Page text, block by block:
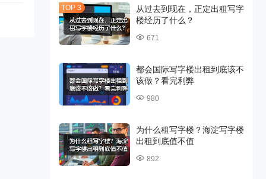
从过去到现在，正定出租写字
楼经历了什么？
671
都会国际写字楼出租到底该不
该做？看完利弊
980
为什么租写字楼？海淀写字楼
出租到底值不值
892